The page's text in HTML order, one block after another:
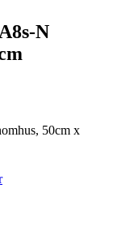
N
50cm x